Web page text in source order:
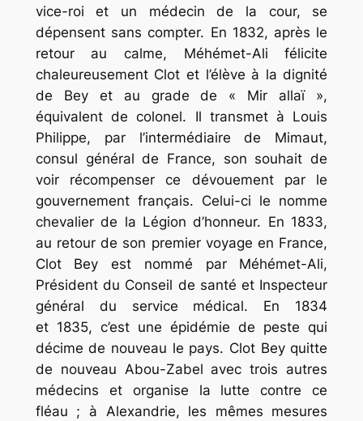
vice-roi et un médecin de la cour, se
dépensent sans compter. En 1832, après le
retour au calme, Méhémet-Ali félicite
chaleureusement Clot et l’élève à la dignité
de Bey et au grade de « Mir allaï »,
équivalent de colonel. Il transmet à Louis
Philippe, par l’intermédiaire de Mimaut,
consul général de France, son souhait de
voir récompenser ce dévouement par le
gouvernement français. Celui-ci le nomme
chevalier de la Légion d’honneur. En 1833,
au retour de son premier voyage en France,
Clot Bey est nommé par Méhémet-Ali,
Président du Conseil de santé et Inspecteur
général du service médical. En 1834
et 1835, c’est une épidémie de peste qui
décime de nouveau le pays. Clot Bey quitte
de nouveau Abou-Zabel avec trois autres
médecins et organise la lutte contre ce
fléau ; à Alexandrie, les mêmes mesures